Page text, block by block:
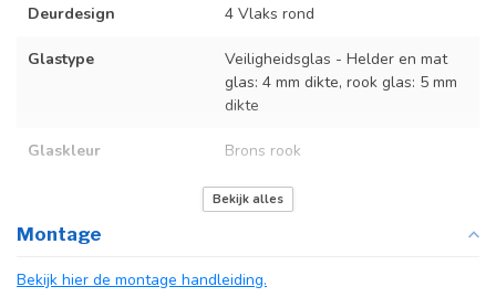
Deurdesign 4 Vlaks rond
Glastype
Veiligheidsglas - Helder en mat
glas: 4 mm dikte, rook glas: 5 mm
dikte
Glaskleur Brons rook
U kunt een tabel vinden met de
exacte deurmaten in de
Bekijk alles
Montage
Bekijk hier de montage handleiding.